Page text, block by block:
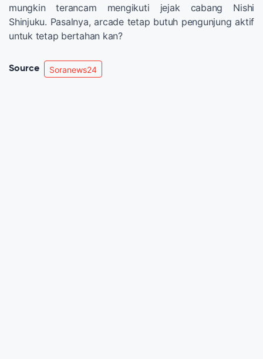
mungkin terancam mengikuti jejak cabang Nishi
Shinjuku. Pasalnya, arcade tetap butuh pengunjung aktif
untuk tetap bertahan kan?
Source Soranews24